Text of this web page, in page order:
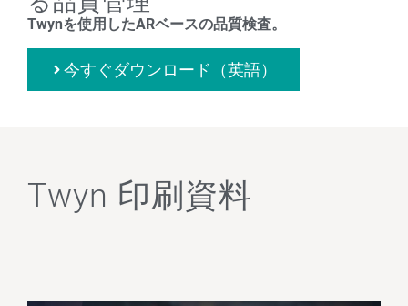
Twynを使用したARベースの品質検査。
今すぐダウンロード（英語）
Twyn 印刷資料